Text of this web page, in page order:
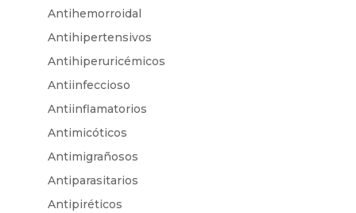
Antihemorroidal
Antihipertensivos
Antihiperuricémicos
Antiinfeccioso
Antiinflamatorios
Antimicóticos
Antimigrañosos
Antiparasitarios
Antipiréticos